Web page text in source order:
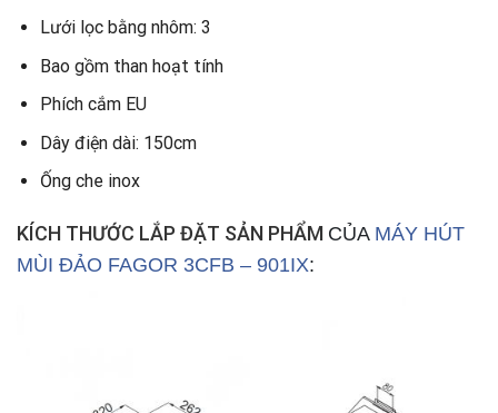
Lưới lọc bằng nhôm: 3
Bao gồm than hoạt tính
Phích cắm EU
Dây điện dài: 150cm
Ống che inox
KÍCH THƯỚC LẮP ĐẶT SẢN PHẨM CỦA MÁY HÚT
MÙI ĐẢO FAGOR 3CFB – 901IX: